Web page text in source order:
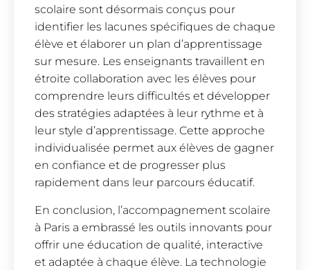
scolaire sont désormais conçus pour
identifier les lacunes spécifiques de chaque
élève et élaborer un plan d’apprentissage
sur mesure. Les enseignants travaillent en
étroite collaboration avec les élèves pour
comprendre leurs difficultés et développer
des stratégies adaptées à leur rythme et à
leur style d’apprentissage. Cette approche
individualisée permet aux élèves de gagner
en confiance et de progresser plus
rapidement dans leur parcours éducatif.
En conclusion, l’accompagnement scolaire
à Paris a embrassé les outils innovants pour
offrir une éducation de qualité, interactive
et adaptée à chaque élève. La technologie